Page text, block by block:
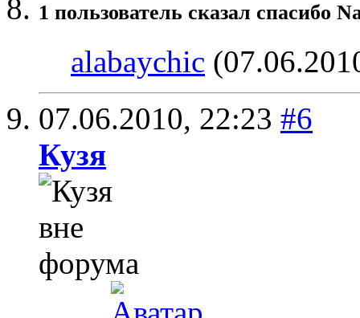
1 пользователь сказал cпасибо
alabaychic
07.06.2010, 22:23 #6
Кузя